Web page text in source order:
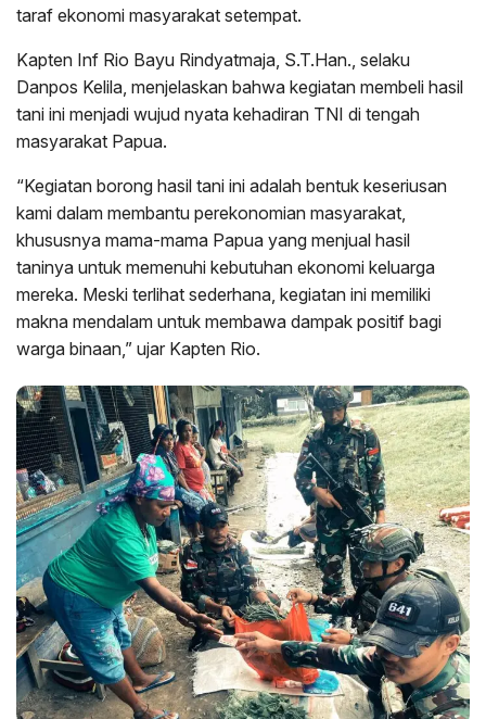
taraf ekonomi masyarakat setempat.
Kapten Inf Rio Bayu Rindyatmaja, S.T.Han., selaku
Danpos Kelila, menjelaskan bahwa kegiatan membeli hasil
tani ini menjadi wujud nyata kehadiran TNI di tengah
masyarakat Papua.
“Kegiatan borong hasil tani ini adalah bentuk keseriusan
kami dalam membantu perekonomian masyarakat,
khususnya mama-mama Papua yang menjual hasil
taninya untuk memenuhi kebutuhan ekonomi keluarga
mereka. Meski terlihat sederhana, kegiatan ini memiliki
makna mendalam untuk membawa dampak positif bagi
warga binaan,” ujar Kapten Rio.